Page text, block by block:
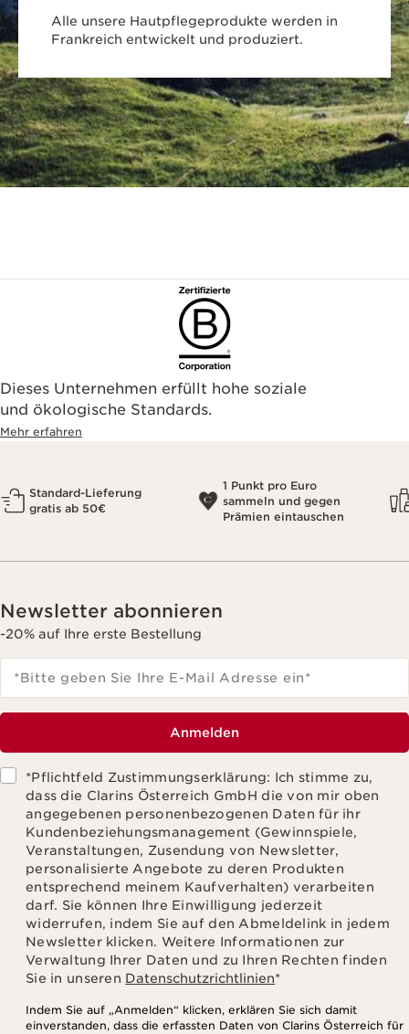
Alle unsere Hautpflegeprodukte werden in
Frankreich entwickelt und produziert.
Dieses Unternehmen erfüllt hohe soziale
und ökologische Standards.
Mehr erfahren
Standard-Lieferung
gratis ab 50€
1 Punkt pro Euro
sammeln und gegen
Prämien eintauschen
Newsletter abonnieren
-20% auf Ihre erste Bestellung
*Bitte geben Sie Ihre E-Mail Adresse ein*
Anmelden
*Pflichtfeld Zustimmungserklärung: Ich stimme zu,
dass die Clarins Österreich GmbH die von mir oben
angegebenen personenbezogenen Daten für ihr
Kundenbeziehungsmanagement (Gewinnspiele,
Veranstaltungen, Zusendung von Newsletter,
personalisierte Angebote zu deren Produkten
entsprechend meinem Kaufverhalten) verarbeiten
darf. Sie können Ihre Einwilligung jederzeit
widerrufen, indem Sie auf den Abmeldelink in jedem
Newsletter klicken. Weitere Informationen zur
Verwaltung Ihrer Daten und zu Ihren Rechten finden
Sie in unseren Datenschutzrichtlinien*
Indem Sie auf „Anmelden“ klicken, erklären Sie sich damit
einverstanden, dass die erfassten Daten von Clarins Österreich für